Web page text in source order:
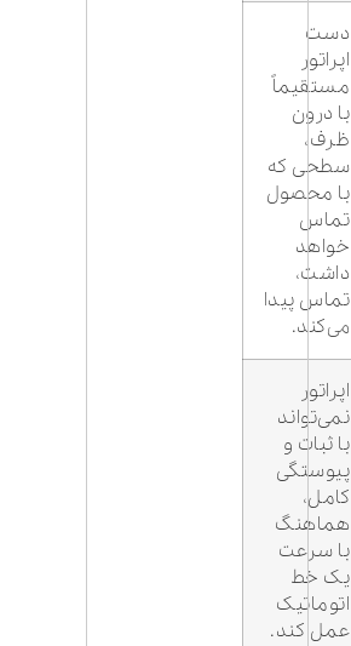
دست
اپراتور
مستقیماً
با درون
ظرف،
سطحی که
با محصول
تماس
خواهد
داشت،
تماس پیدا
می‌کند.
اپراتور
نمی‌تواند
با ثبات و
پیوستگی
کامل،
هماهنگ
با سرعت
یک خط
اتوماتیک
عمل کند.